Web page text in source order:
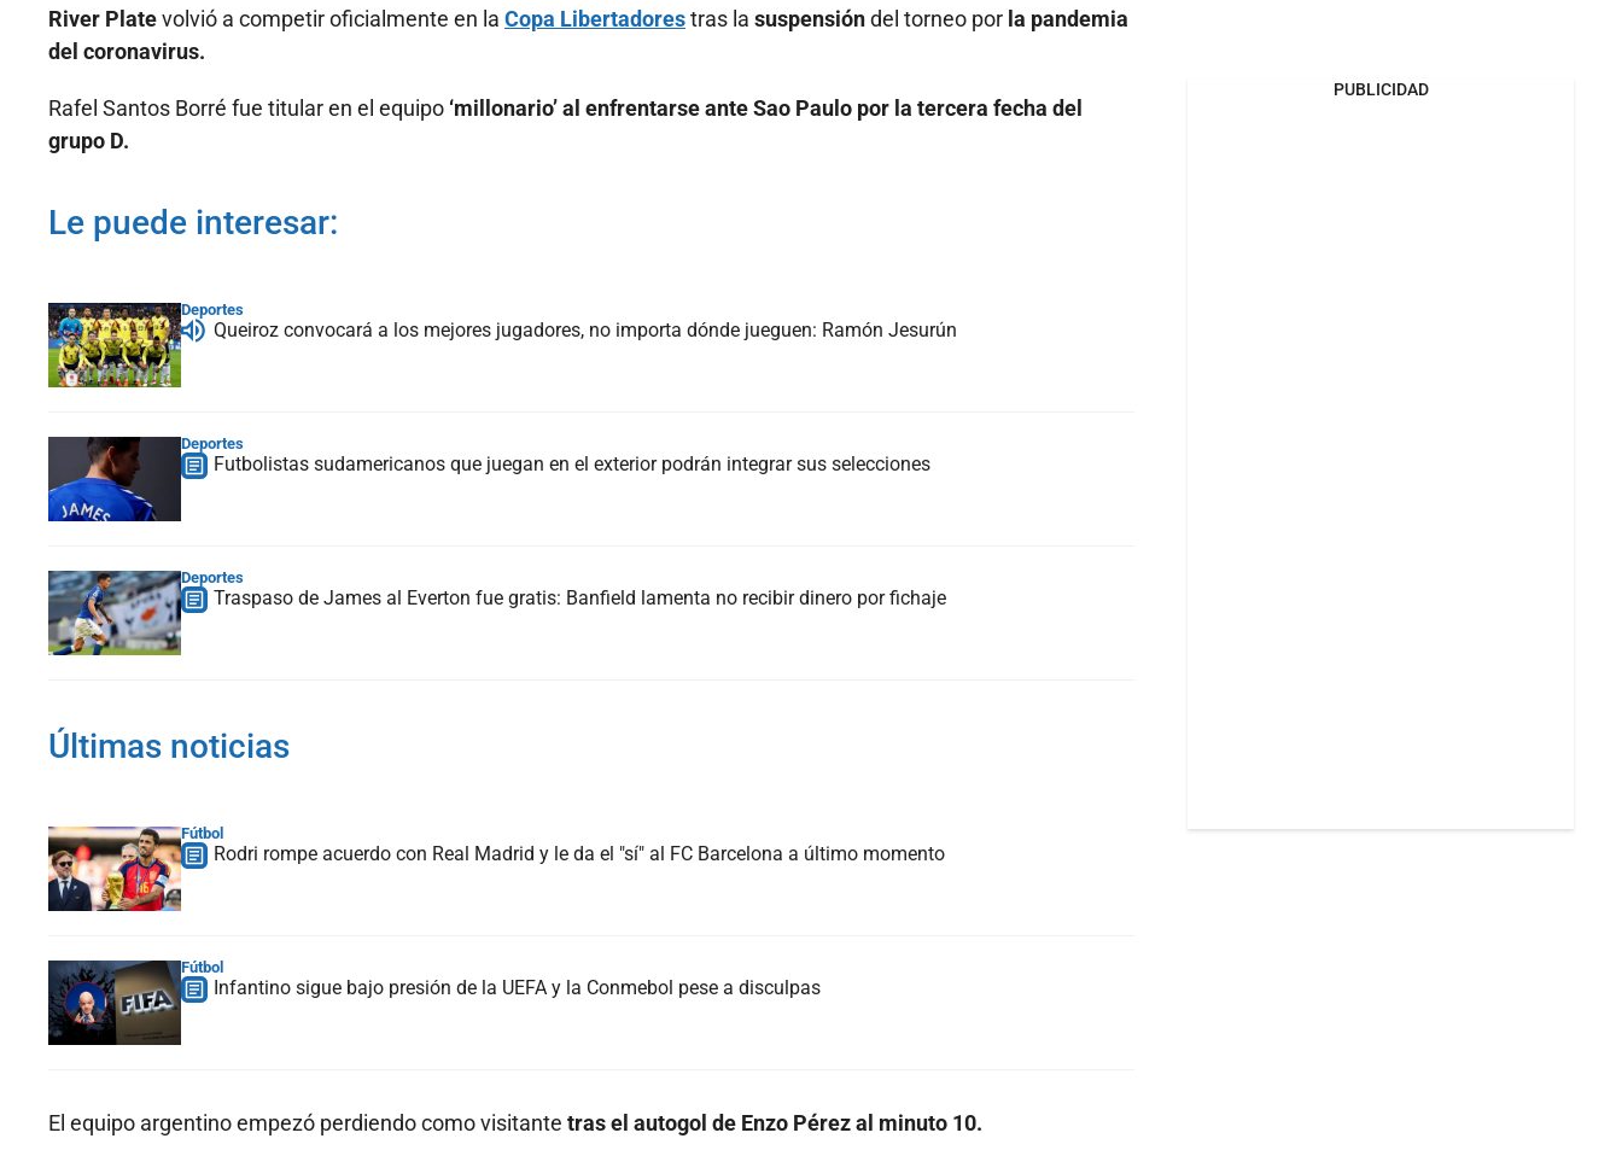
River Platevolvió a competir oficialmente en la Copa Libertadorestras la suspensióndel torneo por la pandemia
del coronavirus.
Rafel Santos Borré fue titular en el equipo ‘millonario’ al enfrentarse ante Sao Paulo por la tercera fecha del
grupo D.
Le puede interesar:
Deportes
Queiroz convocará a los mejores jugadores, no importa dónde jueguen: Ramón Jesurún
Deportes
Futbolistas sudamericanos que juegan en el exterior podrán integrar sus selecciones
Deportes
Traspaso de James al Everton fue gratis: Banfield lamenta no recibir dinero por fichaje
Últimas noticias
Fútbol
Rodri rompe acuerdo con Real Madrid y le da el "sí" al FC Barcelona a último momento
Fútbol
Infantino sigue bajo presión de la UEFA y la Conmebol pese a disculpas
El equipo argentino empezó perdiendo como visitante tras el autogol de Enzo Pérez al minuto 10.
PUBLICIDAD